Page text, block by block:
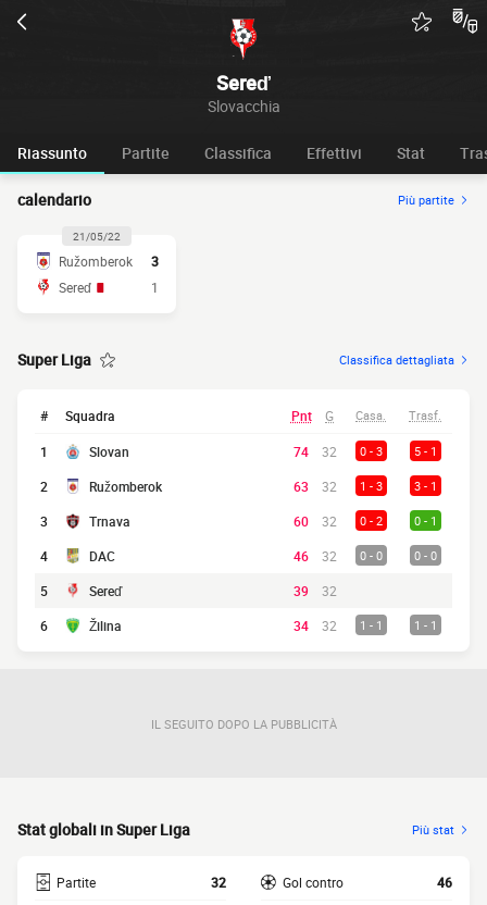
Sereď
Slovacchia
Riassunto Partite Classifica Effettivi Stat
calendario Più partite
21/05/22
Ružomberok
3
Sereď
1
Super Liga Classifica dettagliata
# Squadra Pnt G Casa. Trasf.
1 Slovan 74 32 0 - 3 5 - 1
2 Ružomberok 63 32 1 - 3 3 - 1
3 Trnava 60 32 0 - 2 0 - 1
4 DAC 46 32 0 - 0 0 - 0
5 Sereď 39
32
6
Žilina 34 32 1 - 1 1 - 1
IL SEGUITO DOPO LA PUBBLICITÀ
Stat globali in Super Liga Più stat
Partite 32 Gol contro 46